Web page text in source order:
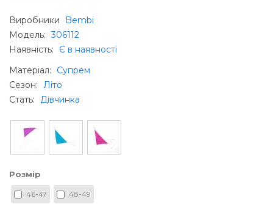
Виробники
Bembi
Модель: 306112
Наявність:
Є в наявності
Матеріал:
Супрем
Сезон: Літо
Стать: Дівчинка
Розмір
46-47 48-49